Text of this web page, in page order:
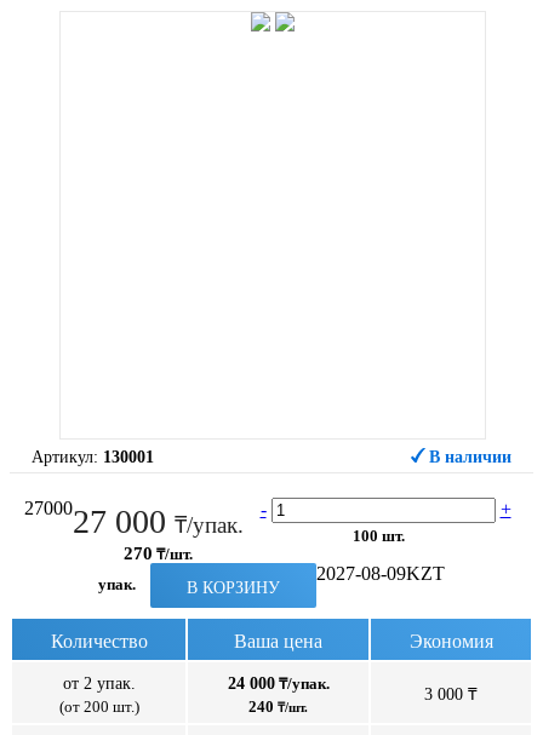
Артикул: 130001 В наличии
2700027 000 ₸/упак.
270 ₸/шт.
- +
100 шт.
упак. В КОРЗИНУ
2027-08-09KZT
Количество Ваша цена Экономия
от 2 упак.
(от 200 шт.)
24 000₸/упак.
240 ₸/шт.
3 000 ₸